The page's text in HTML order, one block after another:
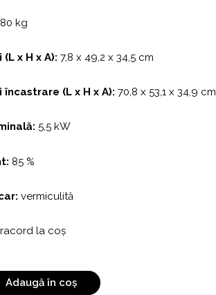
80 kg
x H x A): 7,8 x 49,2 x 34,5 cm
încastrare (L x H x A): 70,8 x 53,1 x 34,9 cm
5,5 kW
85 %
vermiculită
racord la coș
Adaugă în coș